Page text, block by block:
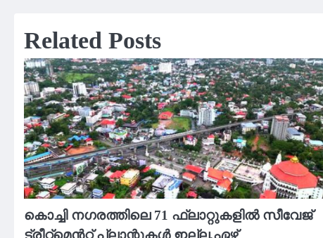
Related Posts
കൊച്ചി നഗരത്തിലെ 71 ഫ്ലാറ്റുകളിൽ സീവേജ്
ട്രീറ്റ്മെൻറ്റ് പ്ലാന്റുകൾ ഇല്ല.ഏഴ്